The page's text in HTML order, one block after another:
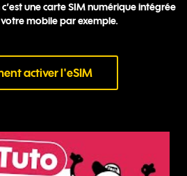
c’est une carte SIM numérique intégrée
mobile par exemple.
activer l'eSIM